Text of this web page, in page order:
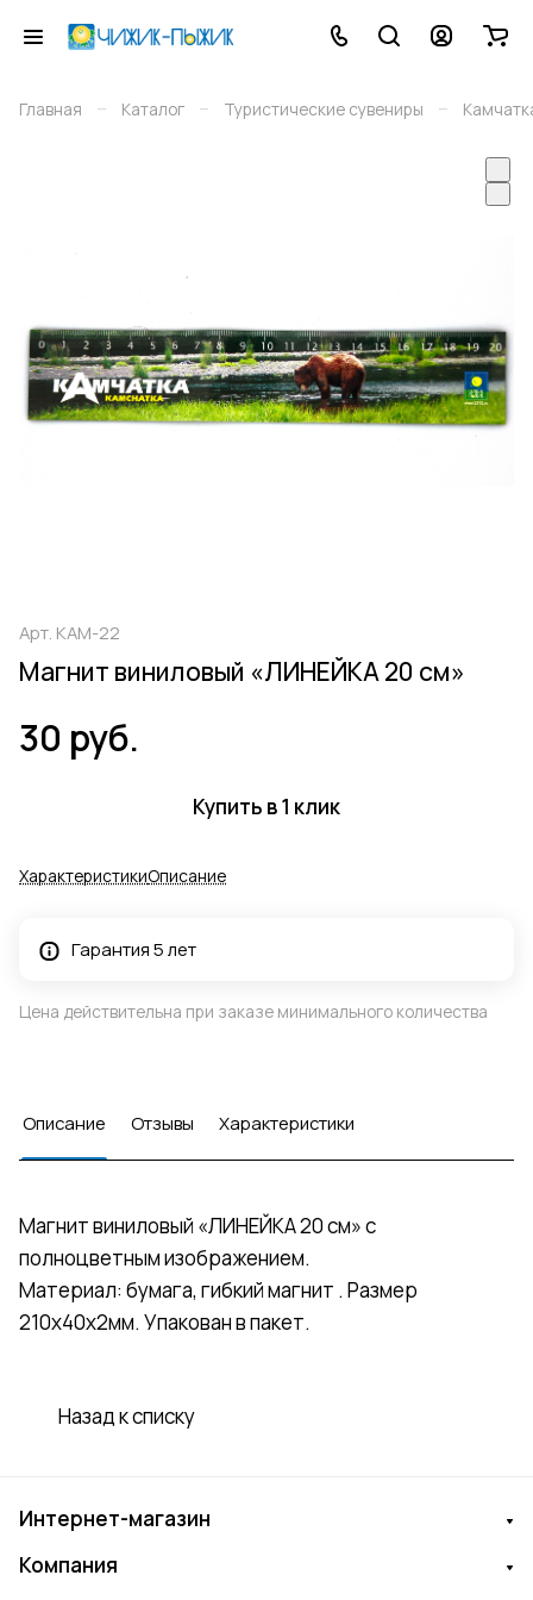
Главная – Каталог – Туристические сувениры –
Арт. КАМ-22
Магнит виниловый «ЛИНЕЙКА 20 см»
30 руб.
Купить в 1 клик
ХарактеристикиОписание
Гарантия 5 лет
Цена действительна при заказе минимального количества
Описание Отзывы Характеристики
Магнит виниловый «ЛИНЕЙКА 20 см» с
полноцветным изображением.
Материал: бумага, гибкий магнит . Размер
210х40х2мм. Упакован в пакет.
Назад к списку
Интернет-магазин
Компания